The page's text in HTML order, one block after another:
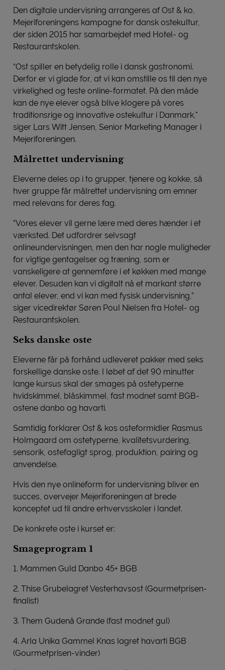
Den digitale undervisning arrangeres af Ost & ko,
Mejeriforeningens kampagne for dansk ostekultur,
der siden 2015 har samarbejdet med Hotel- og
Restaurantskolen.
“Ost spiller en betydelig rolle i dansk gastronomi.
Derfor er vi glade for, at vi kan omstille os til den nye
virkelighed og teste online-formatet. På den måde
kan de nye elever også blive klogere på vores
traditionsrige og innovative ostekultur i Danmark,"
siger Lars Witt Jensen, Senior Marketing Manager i
Mejeriforeningen.
Målrettet undervisning
Eleverne deles op i to grupper, tjenere og kokke, så
hver gruppe får målrettet undervisning om emner
med relevans for deres fag.
”Vores elever vil gerne lære med deres hænder i et
værksted. Det udfordrer selvsagt
onlineundervisningen, men den har nogle muligheder
for vigtige gentagelser og træning, som er
vanskeligere at gennemføre i et køkken med mange
elever. Desuden kan vi digitalt nå et markant større
antal elever, end vi kan med fysisk undervisning,”
siger vicedirektør Søren Poul Nielsen fra Hotel- og
Restaurantskolen.
Seks danske oste
Eleverne får på forhånd udleveret pakker med seks
forskellige danske oste. I løbet af det 90 minutter
lange kursus skal der smages på ostetyperne
hvidskimmel, blåskimmel, fast modnet samt BGB-
ostene danbo og havarti.
Samtidig forklarer Ost & kos osteformidler Rasmus
Holmgaard om ostetyperne, kvalitetsvurdering,
sensorik, ostefagligt sprog, produktion, pairing og
anvendelse.
Hvis den nye onlineform for undervisning bliver en
succes, overvejer Mejeriforeningen at brede
konceptet ud til andre erhvervsskoler i landet.
De konkrete oste i kurset er:
Smageprogram 1
1. Mammen Guld Danbo 45+ BGB
2. Thise Grubelagret Vesterhavsost (Gourmetprisen-
finalist)
3. Them Gudenå Grande (fast modnet gul)
4. Arla Unika Gammel Knas lagret havarti BGB
(Gourmetprisen-vinder)